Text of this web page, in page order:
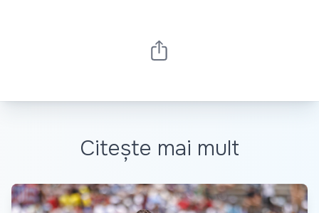
Citește mai mult